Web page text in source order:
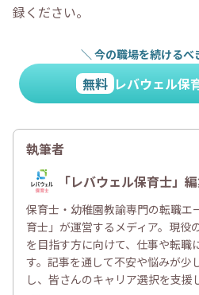
録ください。
＼ 今の職場を続けるべ
無料 レバウェル保
執筆者
「レバウェル保育士」
保育士・幼稚園教諭専門の転職エ
育士」が運営するメディア。現役
を目指す方に向けて、仕事や転職
す。記事を通して不安や悩みが少
し、皆さんのキャリア選択を支援